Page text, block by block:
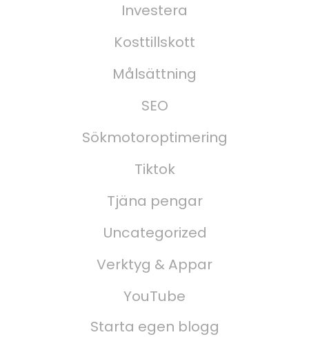
Investera
Kosttillskott
Målsättning
SEO
Sökmotoroptimering
Tiktok
Tjäna pengar
Uncategorized
Verktyg & Appar
YouTube
Starta egen blogg